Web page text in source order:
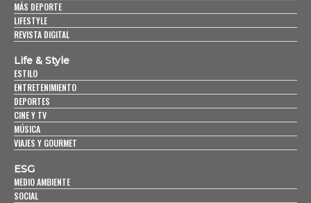
MÁS DEPORTE
LIFESTYLE
REVISTA DIGITAL
Life & Style
ESTILO
ENTRETENIMIENTO
DEPORTES
CINE Y TV
MÚSICA
VIAJES Y GOURMET
ESG
MEDIO AMBIENTE
SOCIAL